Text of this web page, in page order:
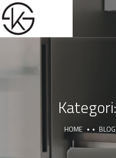
Kategori:
HOME BLOG